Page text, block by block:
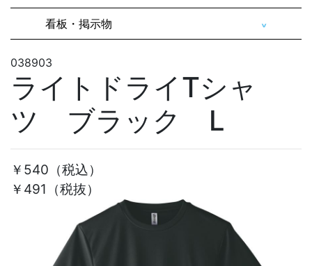
看板・掲示物
038903
ライトドライTシャ
ツ ブラック L
￥540 （税込）
￥491（税抜）